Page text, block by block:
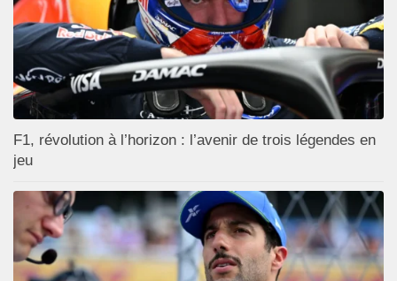
F1, révolution à l’horizon : l’avenir de trois légendes en
jeu